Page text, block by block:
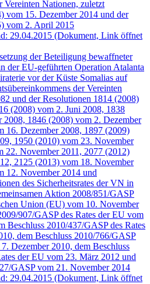
Vereinten Nationen, zuletzt
vom 15. Dezember 2014 und der
vom 2. April 2015
29.04.2015 (Dokument, Link öffnet
der Beteiligung bewaffneter
der EU-geführten Operation Atalanta
vor der Küste Somalias auf
der Vereinten
und der Resolutionen 1814 (2008)
(2008) vom 2. Juni 2008, 1838
1846 (2008) vom 2. Dezember
16. Dezember 2008, 1897 (2009)
1950 (2010) vom 23. November
22. November 2011, 2077 (2012)
2125 (2013) vom 18. November
12. November 2014 und
des Sicherheitsrates der VN in
Aktion 2008/851/GASP
Union (EU) vom 10. November
907/GASP des Rates der EU vom
Beschluss 2010/437/GASP des Rates
dem Beschluss 2010/766/GASP
Dezember 2010, dem Beschluss
der EU vom 23. März 2012 und
GASP vom 21. November 2014
29.04.2015 (Dokument, Link öffnet